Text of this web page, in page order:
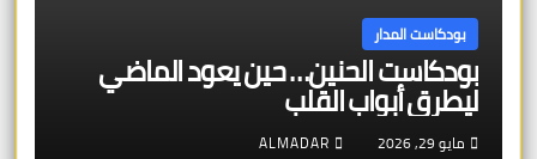
بودكاست المدار
بودكاست الحنين… حين يعود الماضي
ليطرق أبواب القلب
مايو 29, 2026 ALMADAR